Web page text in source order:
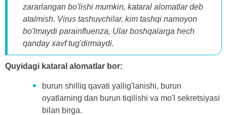
zararlangan bo'lishi mumkin, kataral alomatlar deb
atalmish. Virus tashuvchilar, kim tashqi namoyon
bo'lmaydi parainfluenza, Ular boshqalarga hech
qanday xavf tug'dirmaydi.
Quyidagi kataral alomatlar bor:
burun shilliq qavati yallig'lanishi, burun
oyatlarning dan burun tiqilishi va mo'l sekretsiyasi
bilan birga.